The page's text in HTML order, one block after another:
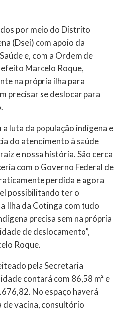
por meio do Distrito
(Dsei) com apoio da
e, com a Ordem de
Marcelo Roque,
na própria ilha para
precisar se deslocar para
luta da população indígena e
do atendimento à saúde
e nossa história. São cerca
com o Governo Federal de
perdida e agora
possibilitando ter o
Ilha da Cotinga com tudo
precisa sem na própria
de deslocamento”,
Roque.
pela Secretaria
contará com 86,58 m² e
No espaço haverá
de vacina, consultório